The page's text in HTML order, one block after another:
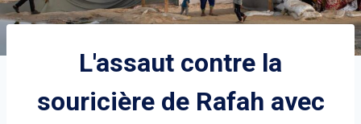
L'assaut contre la
souricière de Rafah avec